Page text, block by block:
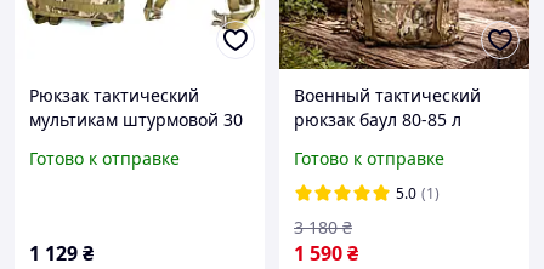
Рюкзак тактический
мультикам штурмовой 30
для ЗСУ)
Готово к отправке
1 129₴
Военный тактический
рюкзак баул 80-85 л
вместительный для
армии зсу, рюкзаки
мужские тактические
армейские камуфляжные
Готово к отправке
5.0 (1)
1 590₴
3 180 ₴